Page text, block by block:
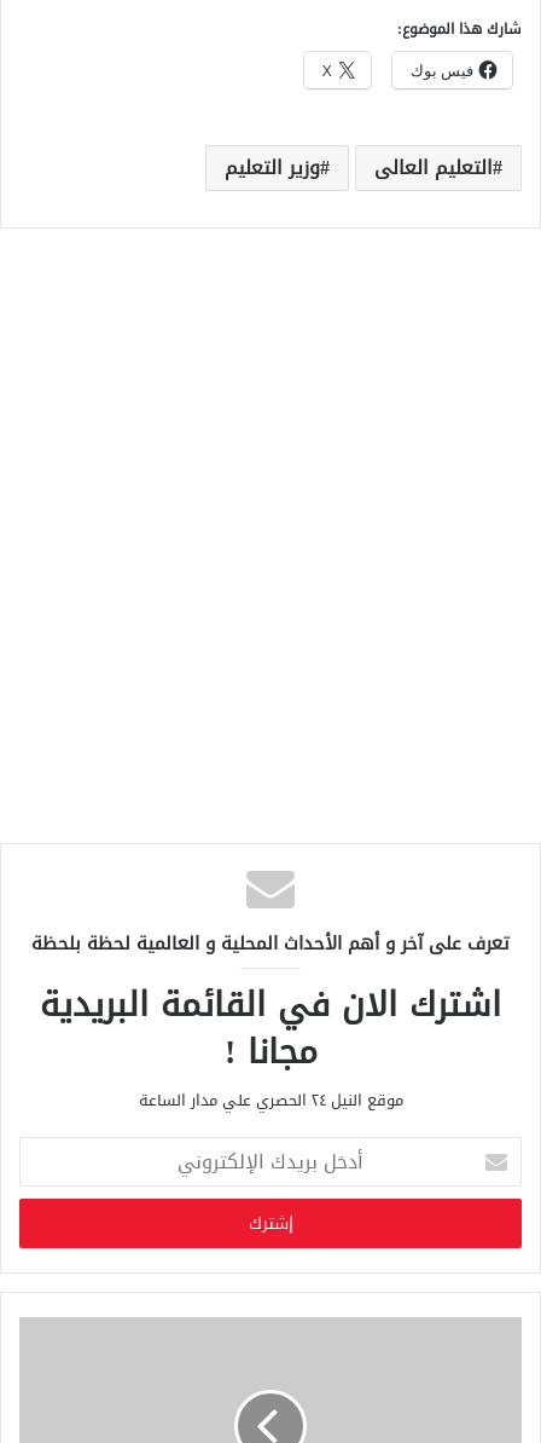
شارك هذا الموضوع:
فيس بوك X
التعليم العالى وزير التعليم
تعرف على آخر و أهم الأحداث المحلية و العالمية لحظة بلحظة
اشترك الان في القائمة البريدية
مجانا !
موقع النيل ٢٤ الحصري علي مدار الساعة
خ
ب
ر
ي
د